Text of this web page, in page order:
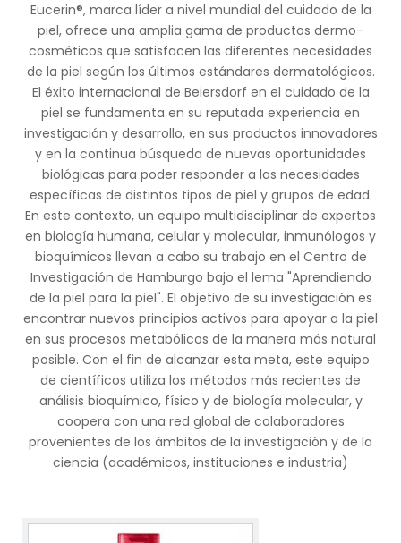
Eucerin®, marca líder a nivel mundial del cuidado de la
piel, ofrece una amplia gama de productos dermo-
cosméticos que satisfacen las diferentes necesidades
de la piel según los últimos estándares dermatológicos.
El éxito internacional de Beiersdorf en el cuidado de la
piel se fundamenta en su reputada experiencia en
investigación y desarrollo, en sus productos innovadores
y en la continua búsqueda de nuevas oportunidades
biológicas para poder responder a las necesidades
específicas de distintos tipos de piel y grupos de edad.
En este contexto, un equipo multidisciplinar de expertos
en biología humana, celular y molecular, inmunólogos y
bioquímicos llevan a cabo su trabajo en el Centro de
Investigación de Hamburgo bajo el lema "Aprendiendo
de la piel para la piel". El objetivo de su investigación es
encontrar nuevos principios activos para apoyar a la piel
en sus procesos metabólicos de la manera más natural
posible. Con el fin de alcanzar esta meta, este equipo
de científicos utiliza los métodos más recientes de
análisis bioquímico, físico y de biología molecular, y
coopera con una red global de colaboradores
provenientes de los ámbitos de la investigación y de la
ciencia (académicos, instituciones e industria)